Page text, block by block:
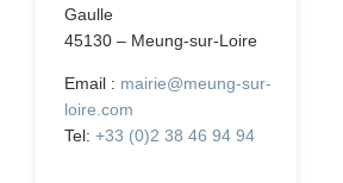
Gaulle
45130 – Meung-sur-Loire
Email : mairie@meung-sur-
loire.com
Tel:+33 (0)2 38 46 94 94